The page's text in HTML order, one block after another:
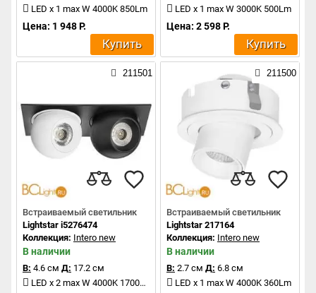
LED x 1 max W 4000K 850Lm
Цена: 1 948 Р.
Купить
LED x 1 max W 3000K 500Lm
Цена: 2 598 Р.
Купить
211501
Встраиваемый светильник
Lightstar i5276474
Коллекция: Intero new
В наличии
В: 4.6 см Д: 17.2 см
LED x 2 max W 4000K 1700Lm
211500
Встраиваемый светильник
Lightstar 217164
Коллекция: Intero new
В наличии
В: 2.7 см Д: 6.8 см
LED x 1 max W 4000K 360Lm